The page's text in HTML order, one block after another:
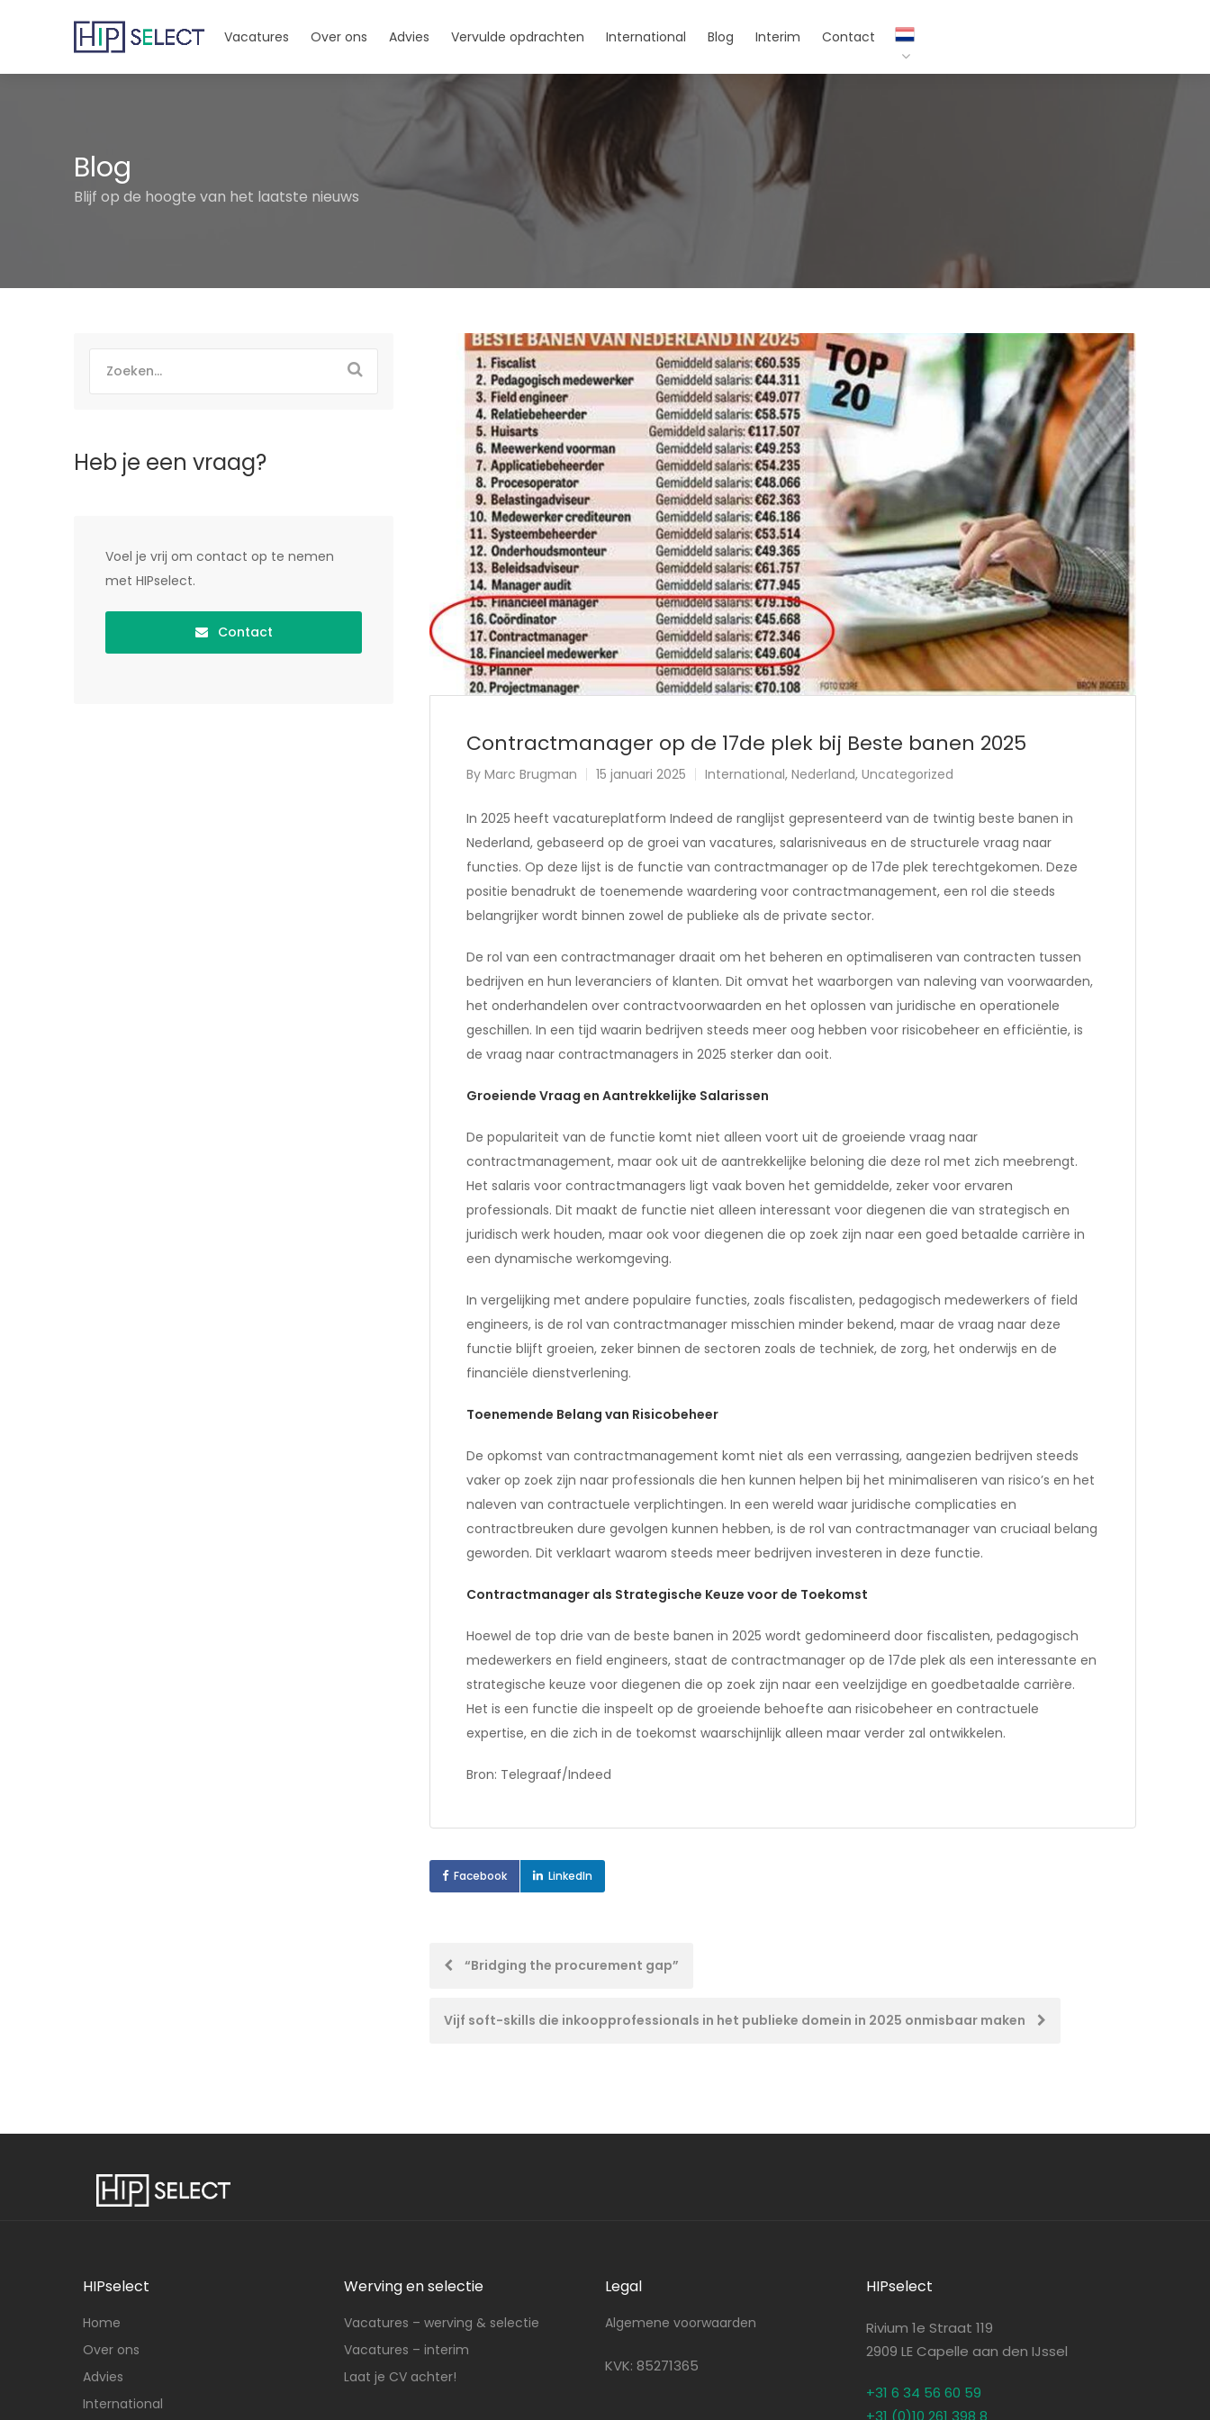
Vacatures Over ons Advies Vervulde opdrachten International Blog Interim Contact
Blog
Blijf op de hoogte van het laatste nieuws
Contractmanager op de 17de plek bij Beste banen 2025
By Marc Brugman 15 januari 2025 International, Nederland, Uncategorized
In 2025 heeft vacatureplatform Indeed de ranglijst gepresenteerd van de twintig beste banen in
Nederland, gebaseerd op de groei van vacatures, salarisniveaus en de structurele vraag naar
functies. Op deze lijst is de functie van contractmanager op de 17de plek terechtgekomen. Deze
positie benadrukt de toenemende waardering voor contractmanagement, een rol die steeds
belangrijker wordt binnen zowel de publieke als de private sector.
De rol van een contractmanager draait om het beheren en optimaliseren van contracten tussen
bedrijven en hun leveranciers of klanten. Dit omvat het waarborgen van naleving van voorwaarden,
het onderhandelen over contractvoorwaarden en het oplossen van juridische en operationele
geschillen. In een tijd waarin bedrijven steeds meer oog hebben voor risicobeheer en efficiëntie, is
de vraag naar contractmanagers in 2025 sterker dan ooit.
Groeiende Vraag en Aantrekkelijke Salarissen
De populariteit van de functie komt niet alleen voort uit de groeiende vraag naar
contractmanagement, maar ook uit de aantrekkelijke beloning die deze rol met zich meebrengt.
Het salaris voor contractmanagers ligt vaak boven het gemiddelde, zeker voor ervaren
professionals. Dit maakt de functie niet alleen interessant voor diegenen die van strategisch en
juridisch werk houden, maar ook voor diegenen die op zoek zijn naar een goed betaalde carrière in
een dynamische werkomgeving.
In vergelijking met andere populaire functies, zoals fiscalisten, pedagogisch medewerkers of field
engineers, is de rol van contractmanager misschien minder bekend, maar de vraag naar deze
functie blijft groeien, zeker binnen de sectoren zoals de techniek, de zorg, het onderwijs en de
financiële dienstverlening.
Toenemende Belang van Risicobeheer
De opkomst van contractmanagement komt niet als een verrassing, aangezien bedrijven steeds
vaker op zoek zijn naar professionals die hen kunnen helpen bij het minimaliseren van risico’s en het
naleven van contractuele verplichtingen. In een wereld waar juridische complicaties en
contractbreuken dure gevolgen kunnen hebben, is de rol van contractmanager van cruciaal belang
geworden. Dit verklaart waarom steeds meer bedrijven investeren in deze functie.
Contractmanager als Strategische Keuze voor de Toekomst
Hoewel de top drie van de beste banen in 2025 wordt gedomineerd door fiscalisten, pedagogisch
medewerkers en field engineers, staat de contractmanager op de 17de plek als een interessante en
strategische keuze voor diegenen die op zoek zijn naar een veelzijdige en goedbetaalde carrière.
Het is een functie die inspeelt op de groeiende behoefte aan risicobeheer en contractuele
expertise, en die zich in de toekomst waarschijnlijk alleen maar verder zal ontwikkelen.
Bron: Telegraaf/Indeed
Facebook LinkedIn
Post“Bridging the procurement gap”
Vijf soft-skills die inkoopprofessionals in het publieke domein in 2025 onmisbaar maken
Heb je een vraag?
Voel je vrij om contact op te nemen
met HIPselect.
Contact
HIPselect
Home
Over ons
Advies
International
Werving en selectie
Vacatures – werving & selectie
Vacatures – interim
Laat je CV achter!
Legal
Algemene voorwaarden
KVK: 85271365
HIPselect
Rivium 1e Straat 119
2909 LE Capelle aan den IJssel
+31 6 34 56 60 59
+31 (0)10 261 398 8